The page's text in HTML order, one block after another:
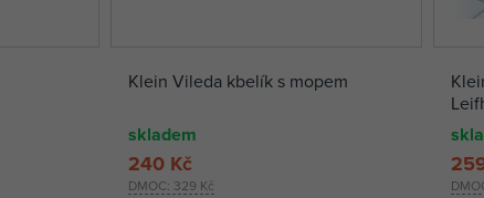
Klein Vileda kbelík s mopem
skladem
DMOC: 329 Kč
240 Kč